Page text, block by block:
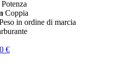
Potenza
Coppia
in ordine di marcia
€